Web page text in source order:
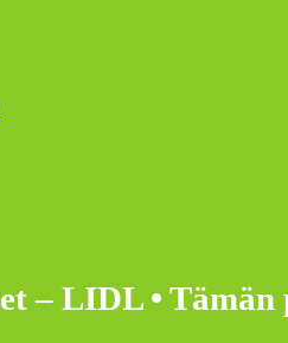
– LIDL •